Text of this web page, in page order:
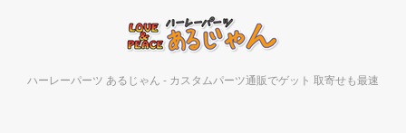
ハーレーパーツ あるじゃん - カスタムパーツ通販でゲット 取寄せも最速